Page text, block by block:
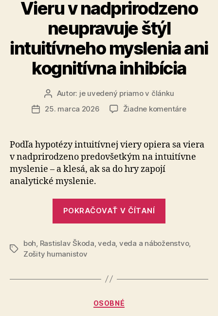
Vieru v nadprirodzeno
neupravuje štýl
intuitívneho myslenia ani
kognitívna inhibícia
Autor
článku
Autor: je uvedený priamo v článku
Dátum
25. marca 2026 Žiadne komentárena
štýl
Podľa hypotézy intuitívnej viery opiera sa viera
v nad­pri­ro­dze­no predovšetkým na intuitívne
myslenie – a klesá, ak sa do hry zapojí
analytické myslenie.
POKRAČOVAŤ V ČÍTANÍ
neupravuje
myslenia
Značky
boh Rastislav Škoda ,veda veda a náboženstvo,
Zošity humanistov
Kategórie
OSOBNÉ